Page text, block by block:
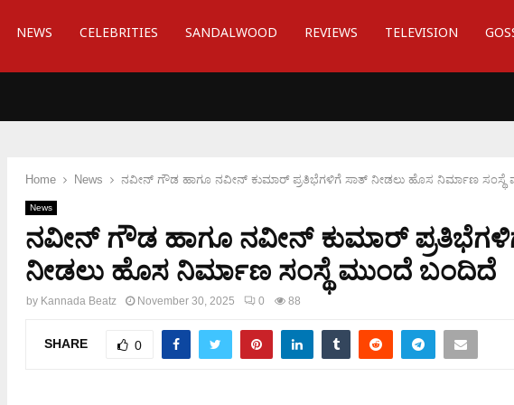
NEWS CELEBRITIES SANDALWOOD REVIEWS TELEVISION
Home News ನವೀನ್ ಗೌಡ ಹಾಗೂ ನವೀನ್ ಕುಮಾರ್ ಪ್ರತಿಭೆಗಳಿಗೆ ಸಾತ್ ನೀಡಲು ಹೊಸ ನಿರ್ಮಾಣ ಸಂಸ್ಥೆ
News
ನವೀನ್ ಗೌಡ ಹಾಗೂ ನವೀನ್ ಕುಮಾರ್
ನೀಡಲು ಹೊಸ ನಿರ್ಮಾಣ ಸಂಸ್ಥೆ ಮುಂದೆ ಬಂದಿದೆ
by Kannada Beatz November 30, 2025 0 88
SHARE 0